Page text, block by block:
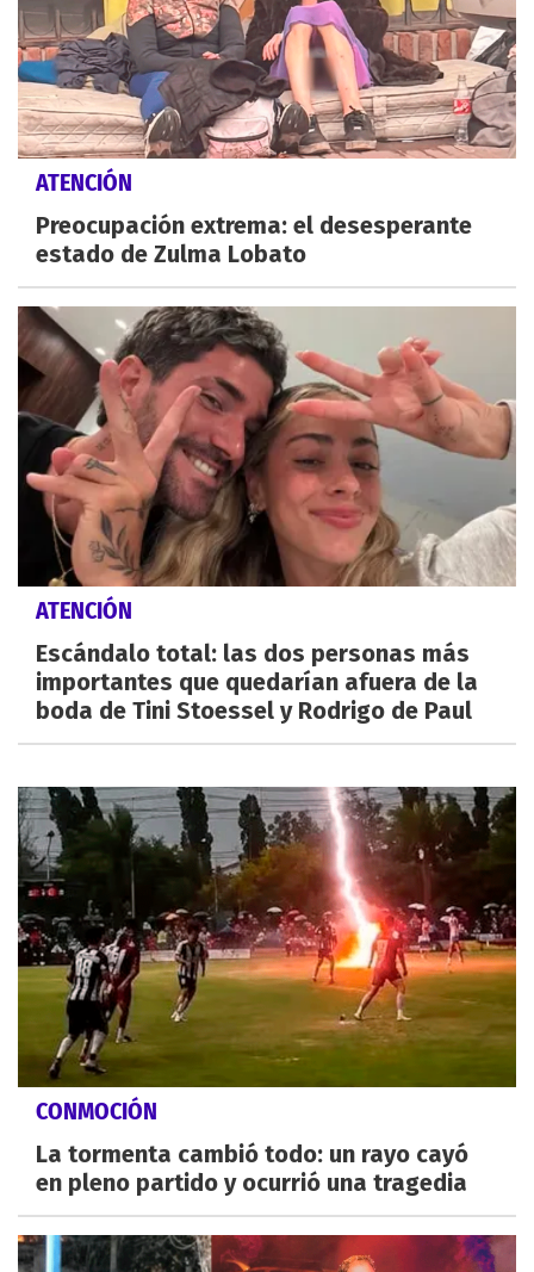
ATENCIÓN
Preocupación extrema: el desesperante
estado de Zulma Lobato
ATENCIÓN
Escándalo total: las dos personas más
importantes que quedarían afuera de la
boda de Tini Stoessel y Rodrigo de Paul
CONMOCIÓN
La tormenta cambió todo: un rayo cayó
en pleno partido y ocurrió una tragedia